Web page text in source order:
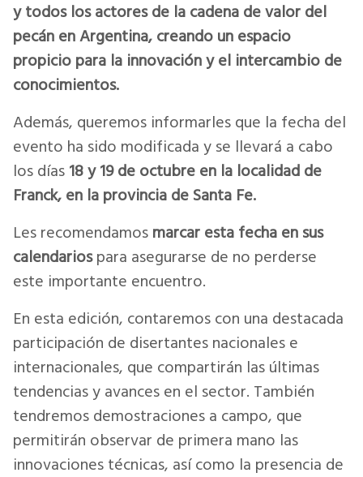
y todos los actores de la cadena de valor del
pecán en Argentina, creando un espacio
propicio para la innovación y el intercambio de
conocimientos.
Además, queremos informarles que la fecha del
evento ha sido modificada y se llevará a cabo
los días 18 y 19 de octubre en la localidad de
Franck, en la provincia de Santa Fe.
Les recomendamos marcar esta fecha en sus
calendariospara asegurarse de no perderse
este importante encuentro.
En esta edición, contaremos con una destacada
participación de disertantes nacionales e
internacionales, que compartirán las últimas
tendencias y avances en el sector. También
tendremos demostraciones a campo, que
permitirán observar de primera mano las
innovaciones técnicas, así como la presencia de